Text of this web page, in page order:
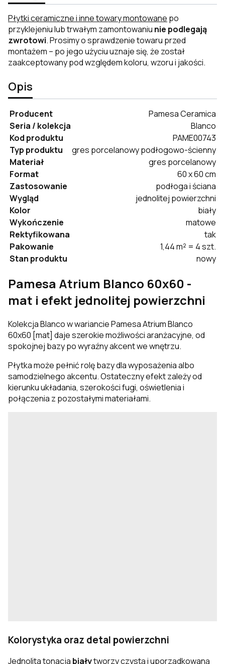
Płytki ceramiczne i inne towary montowane po
przyklejeniu lub trwałym zamontowaniu nie podlegają
zwrotowi. Prosimy o sprawdzenie towaru przed
montażem – po jego użyciu uznaje się, że został
zaakceptowany pod względem koloru, wzoru i jakości.
Opis
Producent
Pamesa Ceramica
Seria / kolekcja
Blanco
Kod produktu
PAME00743
Typ produktu
gres porcelanowy podłogowo-ścienny
Materiał
gres porcelanowy
Format
60 x 60 cm
Zastosowanie
podłoga i ściana
Wygląd
jednolitej powierzchni
Kolor
biały
Wykończenie
matowe
Rektyfikowana
tak
Pakowanie
1,44 m² = 4 szt.
Stan produktu
nowy
Pamesa Atrium Blanco 60x60 -
mat i efekt jednolitej powierzchni
Kolekcja Blanco w wariancie Pamesa Atrium Blanco
60x60 [mat] daje szerokie możliwości aranżacyjne, od
spokojnej bazy po wyraźny akcent we wnętrzu.
Płytka może pełnić rolę bazy dla wyposażenia albo
samodzielnego akcentu. Ostateczny efekt zależy od
kierunku układania, szerokości fugi, oświetlenia i
połączenia z pozostałymi materiałami.
Kolorystyka oraz detal powierzchni
Jednolita tonacja białytworzy czystą i uporządkowaną